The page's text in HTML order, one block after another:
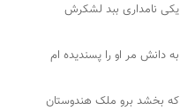
یکی نامداری ببد لشکرش
به دانش مر او را پسندیده ام
که بخشد برو ملک هندوستان